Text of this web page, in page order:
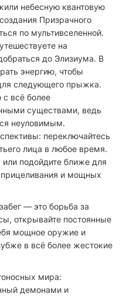
небесную квантовую
Призрачного
по мультивселенной.
на
до Элизиума. В
энергию, чтобы
следующего прыжка.
с всё более
существами, ведь
неуловимым.
переключайтесь
лица в любое время.
подойдите ближе для
и мощных
— это борьба за
открывайте постоянные
мощное оружие и
в всё более жестокие
мира:
демонами и